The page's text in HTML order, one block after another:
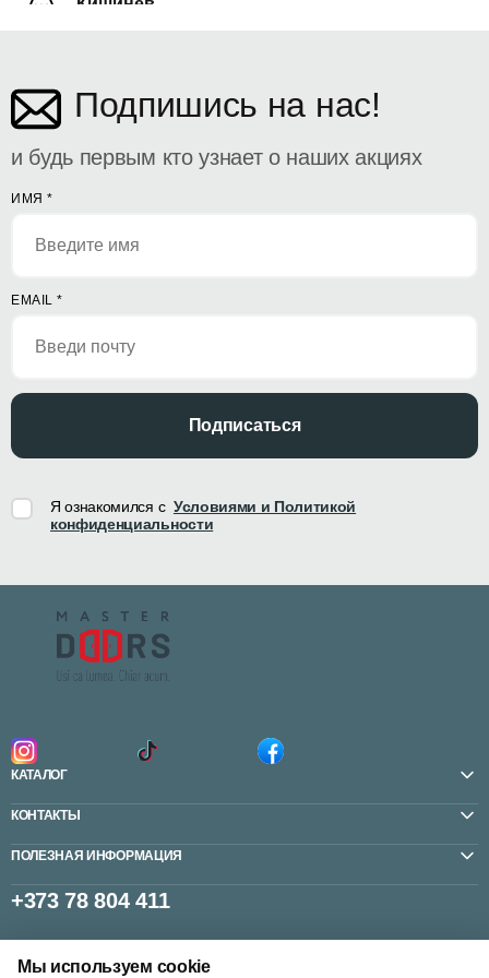
Кишинёв
Подпишись на нас!
и будь первым кто узнает о наших акциях
ИМЯ *
EMAIL *
Подписаться
Я ознакомился с Условиями и Политикой
конфиденциальности
КАТАЛОГ
КОНТАКТЫ
ПОЛЕЗНАЯ ИНФОРМАЦИЯ
+373 78 804 411
Мы используем cookie